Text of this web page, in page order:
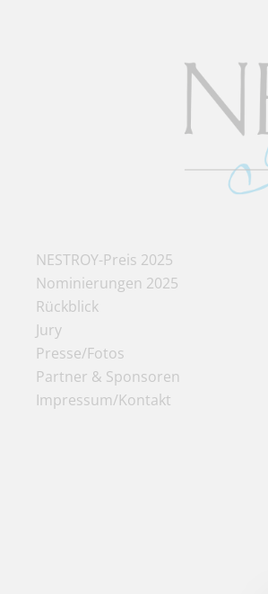
NESTROY-Preis 2025
Nominierungen 2025
Rückblick
Jury
Presse/Fotos
Partner & Sponsoren
Impressum/Kontakt